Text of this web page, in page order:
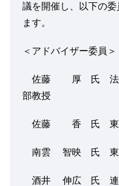
議を開催し、以下の
ます。
＜アドバイザー委員＞
佐藤 厚 氏 法政
部教授
佐藤 香 氏 東京
南雲 智映 氏 東海
酒井 伸広 氏 連合